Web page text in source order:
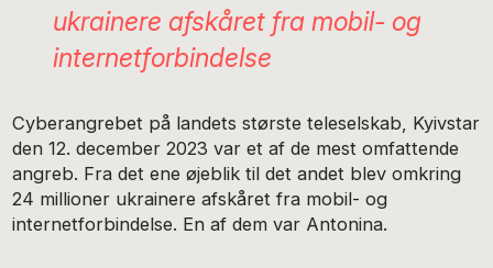
ukrainere afskåret fra mobil- og
internetforbindelse
Cyberangrebet på landets største teleselskab, Kyivstar
den 12. december 2023 var et af de mest omfattende
angreb. Fra det ene øjeblik til det andet blev omkring
24 millioner ukrainere afskåret fra mobil- og
internetforbindelse. En af dem var Antonina.